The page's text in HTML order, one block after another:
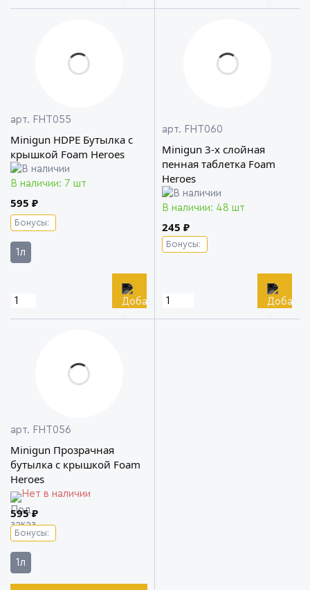
арт. FHT055
Minigun HDPE Бутылка c
крышкой Foam Heroes
В наличии: 7 шт
595 ₽
Бонусы:
1л
арт. FHT060
Minigun 3-х слойная
пенная таблетка Foam
Heroes
В наличии: 48 шт
245 ₽
Бонусы:
арт. FHT056
Minigun Прозрачная
бутылка c крышкой Foam
Heroes
Нет в наличии
595 ₽
Бонусы:
1л